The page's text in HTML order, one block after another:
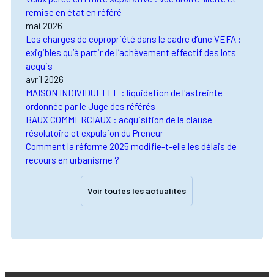
remise en état en référé
mai 2026
Les charges de copropriété dans le cadre d’une VEFA :
exigibles qu’à partir de l’achèvement effectif des lots
acquis
avril 2026
MAISON INDIVIDUELLE : liquidation de l'astreinte
ordonnée par le Juge des référés
BAUX COMMERCIAUX : acquisition de la clause
résolutoire et expulsion du Preneur
Comment la réforme 2025 modifie-t-elle les délais de
recours en urbanisme ?
Voir toutes les actualités